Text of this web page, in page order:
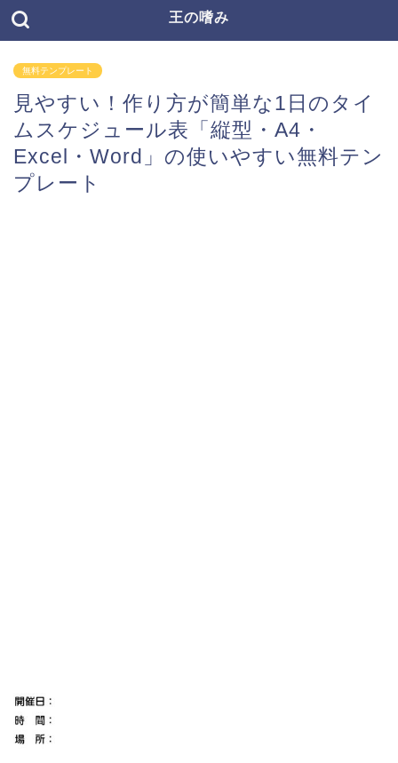
王の嗜み
無料テンプレート
見やすい！作り方が簡単な1日のタイ
ムスケジュール表「縦型・A4・
Excel・Word」の使いやすい無料テン
プレート